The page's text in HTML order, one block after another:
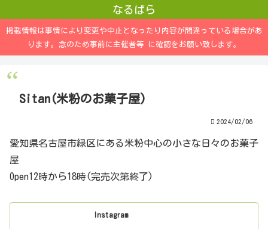
なるぱら
掲載情報は事情により変更や中止となったり内容が間違っている場合があ
ります。念のため事前に主催者等 に確認をお願い致します。
Sitan(米粉のお菓子屋)
2024/02/06
愛知県名古屋市緑区にある米粉中心の小さな日々のお菓子
屋
Open12時から18時(完売次第終了)
Instagram